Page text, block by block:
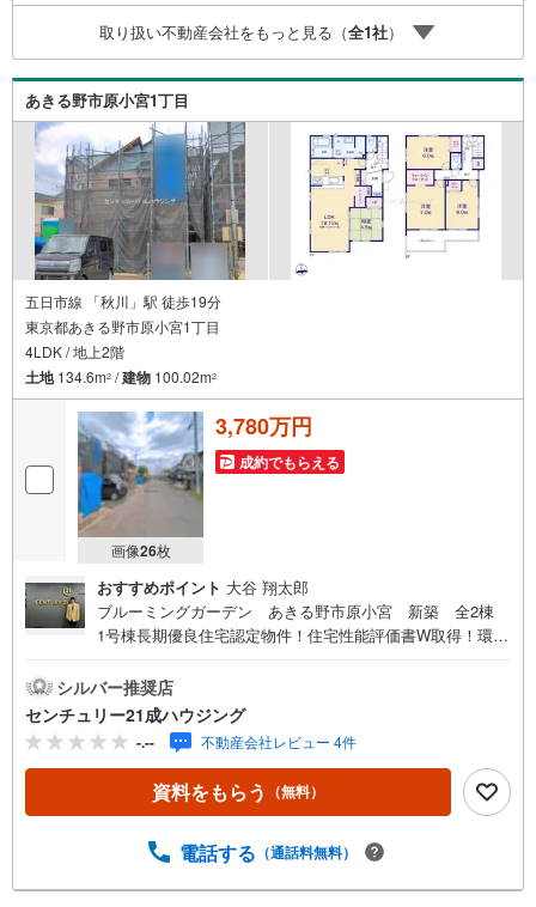
まして、希望があれば写真データだけお届けすることも可
能です。遠方の方など写真が見たい方はお申し付けくださ
い。
取り扱い不動産会社をもっと見る（全1社）
あきる野市原小宮1丁目
五日市線 「秋川」駅 徒歩19分
東京都あきる野市原小宮1丁目
4LDK / 地上2階
土地134.6m2 /建物 100.02m2
画像26枚
3,780万円
成約でもらえる
おすすめポイント 大谷 翔太郎
ブルーミングガーデン あきる野市原小宮 新築 全2棟
1号棟長期優良住宅認定物件！住宅性能評価書W取得！環境
心して暮らせる新築一戸建て（^^）/センチュリー21成ハウ
ジングでは、武蔵村山市をはじめ、立川市・昭島市・東大
和市・瑞穂町・羽村市・あきる野市・福生市など周辺の地
域も情報が盛りだくさん。ネットに掲載できない物件も多
数ございますので、こちらの物件と一緒にご紹介させてい
ただきます。写真がまだ撮れていない物件に関しまして、
遠方の方など写真が見たい方はお申し付けください。お気
シルバー推奨店
センチュリー21成ハウジング
-.-- 不動産会社レビュー 4件
資料をもらう （無料）
電話する （通話料無料）